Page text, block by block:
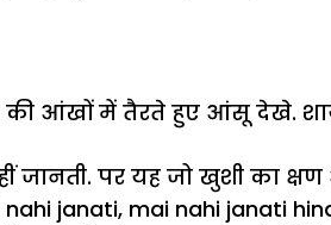
की आंखों में तैरते हुए आंसू देखे.
पर यह जो खुशी का क्षण
nahi janati, mai nahi janati